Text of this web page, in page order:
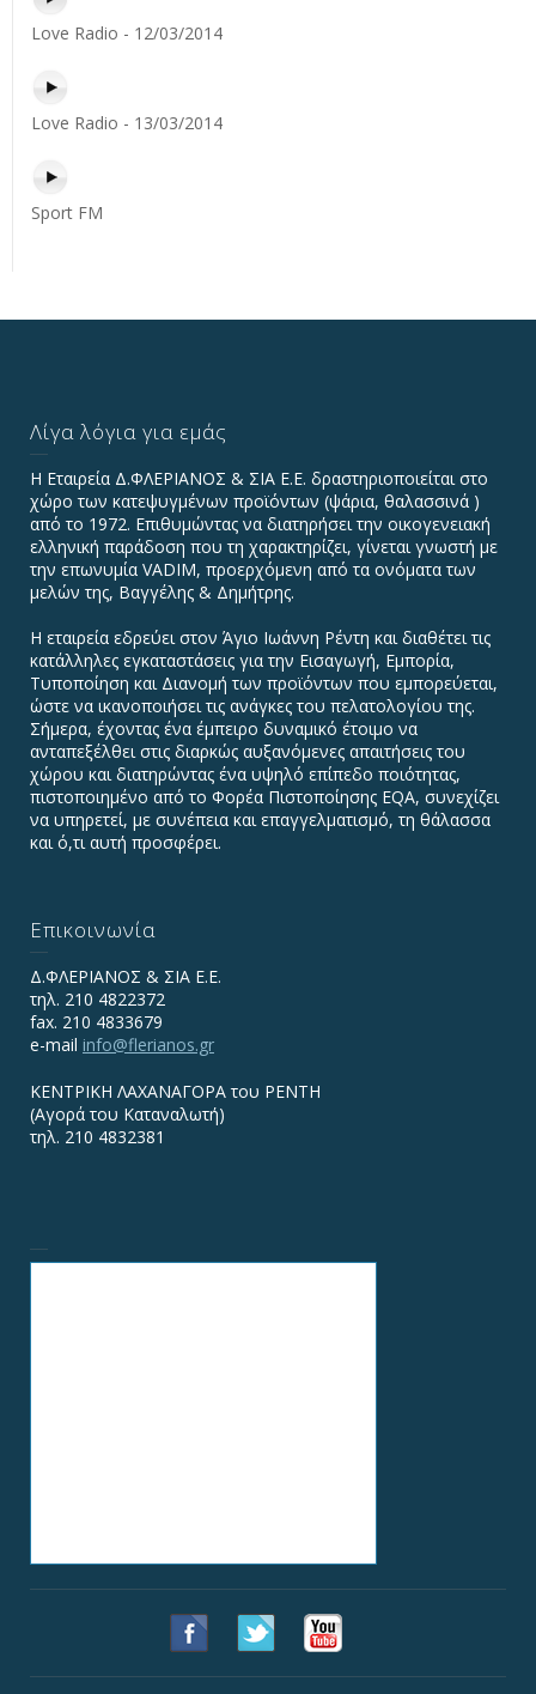
Love Radio - 12/03/2014
Love Radio - 13/03/2014
Sport FM
Λίγα λόγια για εμάς
Η Εταιρεία Δ.ΦΛΕΡΙΑΝΟΣ & ΣΙΑ Ε.Ε. δραστηριοποιείται στο
χώρο των κατεψυγμένων προϊόντων (ψάρια, θαλασσινά )
από το 1972. Επιθυμώντας να διατηρήσει την οικογενειακή
ελληνική παράδοση που τη χαρακτηρίζει, γίνεται γνωστή με
την επωνυμία VADIΜ, προερχόμενη από τα ονόματα των
μελών της, Βαγγέλης & Δημήτρης.
Η εταιρεία εδρεύει στον Άγιο Ιωάννη Ρέντη και διαθέτει τις
κατάλληλες εγκαταστάσεις για την Εισαγωγή, Εμπορία,
Τυποποίηση και Διανομή των προϊόντων που εμπορεύεται,
ώστε να ικανοποιήσει τις ανάγκες του πελατολογίου της.
Σήμερα, έχοντας ένα έμπειρο δυναμικό έτοιμο να
ανταπεξέλθει στις διαρκώς αυξανόμενες απαιτήσεις του
χώρου και διατηρώντας ένα υψηλό επίπεδο ποιότητας,
πιστοποιημένο από το Φορέα Πιστοποίησης EQA, συνεχίζει
να υπηρετεί, με συνέπεια και επαγγελματισμό, τη θάλασσα
και ό,τι αυτή προσφέρει.
Επικοινωνία
Δ.ΦΛΕΡΙΑΝΟΣ & ΣΙΑ Ε.Ε.
τηλ. 210 4822372
fax. 210 4833679
e-mail info@flerianos.gr
ΚΕΝΤΡΙΚΗ ΛΑΧΑΝΑΓΟΡΑ του ΡΕΝΤΗ
(Αγορά του Καταναλωτή)
τηλ. 210 4832381